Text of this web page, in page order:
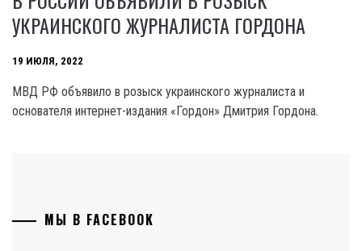
УКРАИНСКОГО ЖУРНАЛИСТА ГОРДОНА
19 ИЮЛЯ, 2022
МВД РФ объявило в розыск украинского журналиста и
основателя интернет-издания «Гордон» Дмитрия Гордона.
МЫ В FACEBOOK